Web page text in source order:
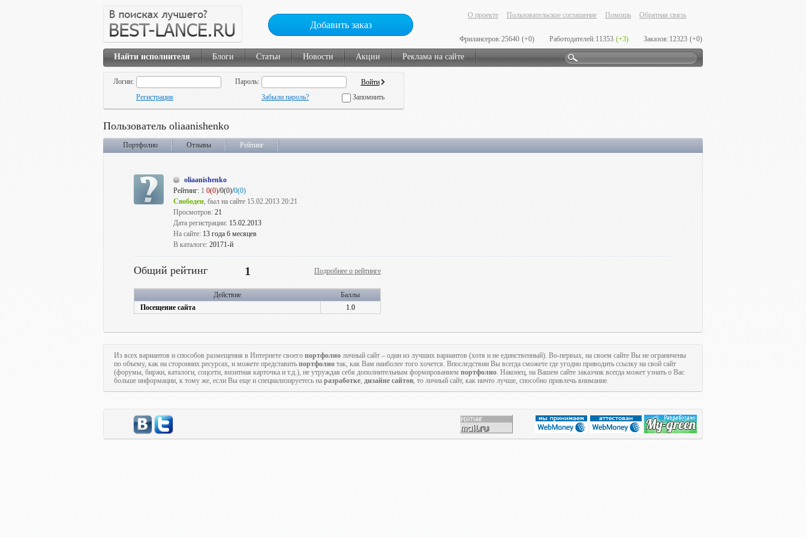
Добавить заказ
О проекте Пользовательское соглашение Помощь Обратная связь
Фрилансеров:25640 (+0) Работодателей:11353 (+3) Заказов:12323 (+0)
Найти исполнителя Блоги Статьи Новости Акции Реклама на сайте
Логин:
Пароль:
Регистрация
Забыли пароль? Запомнить
Пользователь oliaanishenko
Портфолио Отзывы Рейтинг
oliaanishenko
Рейтинг: 1 0(0)/0(0)/0(0)
Свободен, был на сайте 15.02.2013 20:21
Просмотров: 21
Дата регистрации: 15.02.2013
На сайте: 13 года 6 месяцев
В каталоге: 20171-й
Общий рейтинг 1 Подробнее о рейтинге
Действие
Баллы
Посещение сайта
1.0
Из всех вариантов и способов размещения в Интернете своего портфолио личный сайт – один из лучших вариантов (хотя и не единственный). Во-первых, на своем сайте Вы не ограничены
по объему, как на сторонних ресурсах, и можете представить портфолио так, как Вам наиболее того хочется. Впоследствии Вы всегда сможете где угодно приводить ссылку на свой сайт
(форумы, биржи, каталоги, соцсети, визитная карточка и т.д.), не утруждая себя дополнительным формированием портфолио. Наконец, на Вашем сайте заказчик всегда может узнать о Вас
больше информации, к тому же, если Вы еще и специализируетесь на разработке, дизайне сайтов, то личный сайт, как ничто лучше, способно привлечь внимание.